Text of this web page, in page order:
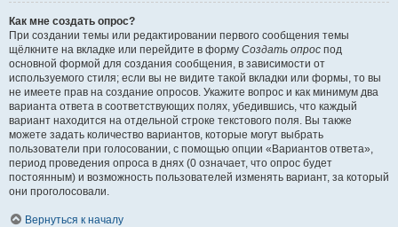
Как мне создать опрос?
При создании темы или редактировании первого сообщения темы
щёлкните на вкладке или перейдите в форму Создать опрос под
основной формой для создания сообщения, в зависимости от
используемого стиля; если вы не видите такой вкладки или формы, то вы
не имеете прав на создание опросов. Укажите вопрос и как минимум два
варианта ответа в соответствующих полях, убедившись, что каждый
вариант находится на отдельной строке текстового поля. Вы также
можете задать количество вариантов, которые могут выбрать
пользователи при голосовании, с помощью опции «Вариантов ответа»,
период проведения опроса в днях (0 означает, что опрос будет
постоянным) и возможность пользователей изменять вариант, за который
они проголосовали.
Вернуться к началу